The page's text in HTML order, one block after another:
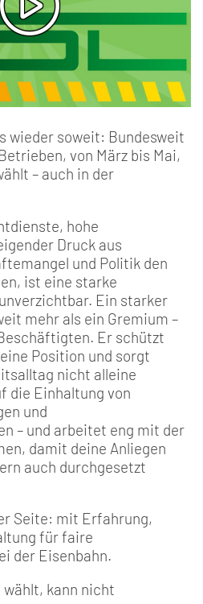
wieder soweit: Bundesweit
von März bis Mai,
– auch in der
hohe
Druck aus
und Politik den
ist eine starke
Ein starker
mehr als ein Gremium –
Er schützt
Position und sorgt
nicht alleine
die Einhaltung von
und
– und arbeitet eng mit der
damit deine Anliegen
auch durchgesetzt
Seite: mit Erfahrung,
für faire
der Eisenbahn.
wählt, kann nicht